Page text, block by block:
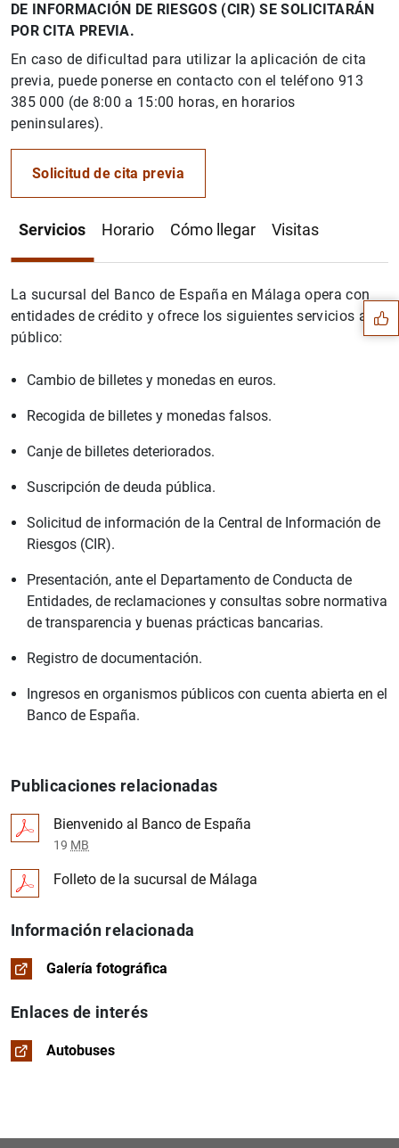
DE INFORMACIÓN DE RIESGOS (CIR) SE SOLICITARÁN
POR CITA PREVIA.
En caso de dificultad para utilizar la aplicación de cita
previa, puede ponerse en contacto con el teléfono 913
385 000 (de 8:00 a 15:00 horas, en horarios
peninsulares).
Solicitud de cita previa
Servicios Horario Cómo llegar Visitas
La sucursal del Banco de España en Málaga opera con
entidades de crédito y ofrece los siguientes servicios al
público:
Cambio de billetes y monedas en euros.
Recogida de billetes y monedas falsos.
Canje de billetes deteriorados.
Suscripción de deuda pública.
Solicitud de información de la Central de Información de
Riesgos (CIR).
Presentación, ante el Departamento de Conducta de
Entidades, de reclamaciones y consultas sobre normativa
de transparencia y buenas prácticas bancarias.
Registro de documentación.
Ingresos en organismos públicos con cuenta abierta en el
Banco de España.
Publicaciones relacionadas
Bienvenido al Banco de España
19 MB
Folleto de la sucursal de Málaga
Información relacionada
Galería fotográfica
Enlaces de interés
Autobuses
Sugerencias
1 2